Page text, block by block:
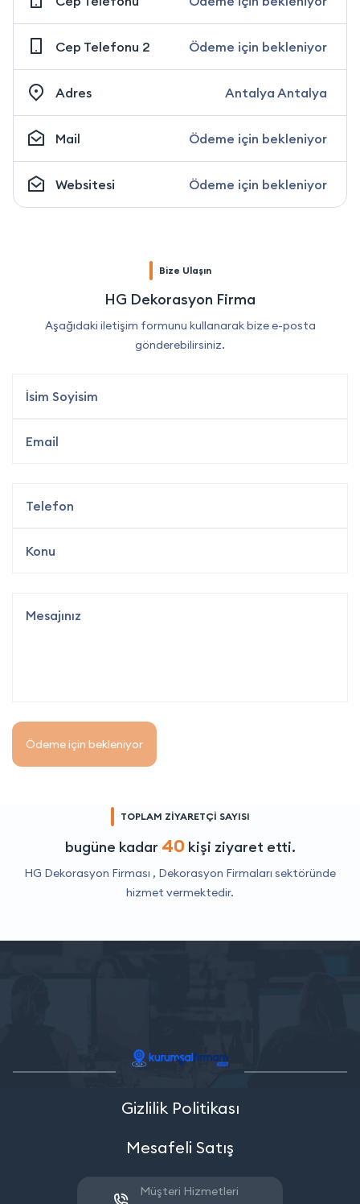
Cep Telefonu 2 Ödeme için bekleniyor
Adres Antalya Antalya
Mail Ödeme için bekleniyor
Websitesi Ödeme için bekleniyor
Bize Ulaşın
HG Dekorasyon Firma
Aşağıdaki iletişim formunu kullanarak bize e-posta
gönderebilirsiniz.
Ödeme için bekleniyor
TOPLAM ZİYARETÇİ SAYISI
bugüne kadar 40 kişi ziyaret etti.
HG Dekorasyon Firması , Dekorasyon Firmaları sektöründe
hizmet vermektedir.
Gizlilik Politikası
Mesafeli Satış
Müşteri Hizmetleri